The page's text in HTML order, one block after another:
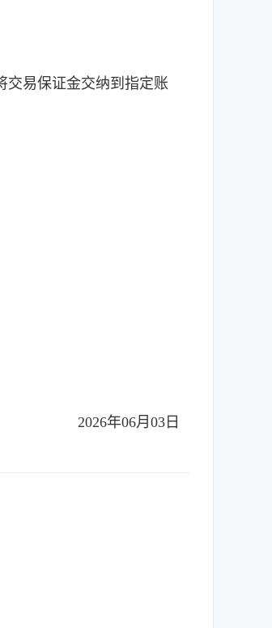
交易保证金交纳到指定账
2026年06月03日